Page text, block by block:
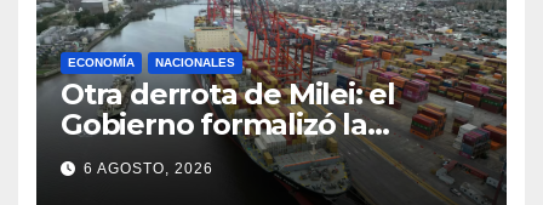
ECONOMÍA NACIONALES
Otra derrota de Milei: el
Gobierno formalizó la
marcha atrás con la
desregulación del practicaje
6 AGOSTO, 2026